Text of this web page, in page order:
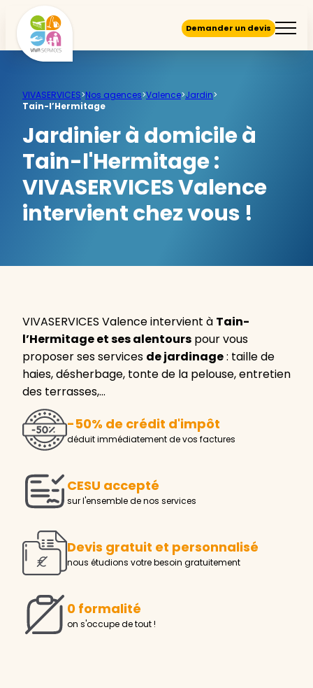
Demander un devis
VIVASERVICES>Nos agences>Valence>Jardin>
Tain-l’Hermitage
Jardinier à domicile à
Tain-l'Hermitage :
VIVASERVICES Valence
intervient chez vous !
VIVASERVICES Valence intervient à Tain-
l’Hermitage et ses alentours pour vous
proposer ses services de jardinage: taille de
haies, désherbage, tonte de la pelouse, entretien
des terrasses,…
-50% de crédit d'impôt
déduit immédiatement de vos factures
CESU accepté
sur l'ensemble de nos services
Devis gratuit et personnalisé
nous étudions votre besoin gratuitement
0 formalité
on s'occupe de tout !